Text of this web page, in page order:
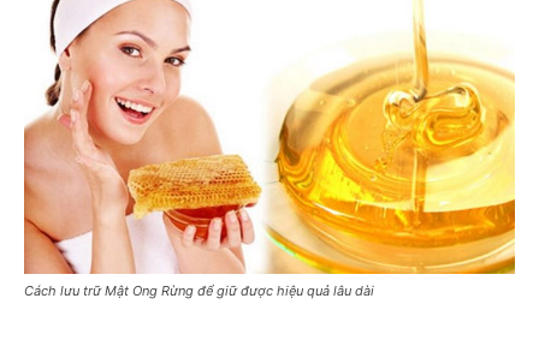
Cách lưu trữ Mật Ong Rừng để giữ được hiệu quả lâu dài